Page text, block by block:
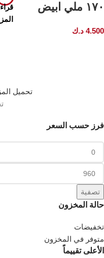
فرز حسب السعر
تصفية
حالة المخزون
تخفيضات
متوفر في المخزون
الأعلى تقييماً
١٧٠ ملي ابيض
4.500 د.ك
تحميل